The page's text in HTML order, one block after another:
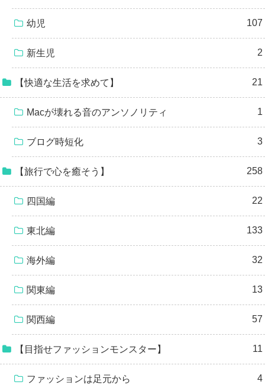
幼児 107
新生児 2
【快適な生活を求めて】 21
Macが壊れる音のアンソノリティ 1
ブログ時短化 3
【旅行で心を癒そう】 258
四国編 22
東北編 133
海外編 32
関東編 13
関西編 57
【目指せファッションモンスター】 11
ファッションは足元から 4